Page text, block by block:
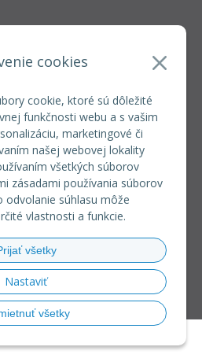
cookies
cookie, ktoré sú dôležité
funkčnosti webu a s vašim
marketingové či
našej webovej lokality
všetkých súborov
zásadami používania súborov
odvolanie súhlasu môže
vlastnosti a funkcie.
všetky
Nastaviť
všetky
37 6586 731
O NÁKUPE
VEĽKOOBCHOD
odsúpenie od zmluvy
a platba
podmienky
poriadok
súborov cookies
online (RSO)
s.r.o.